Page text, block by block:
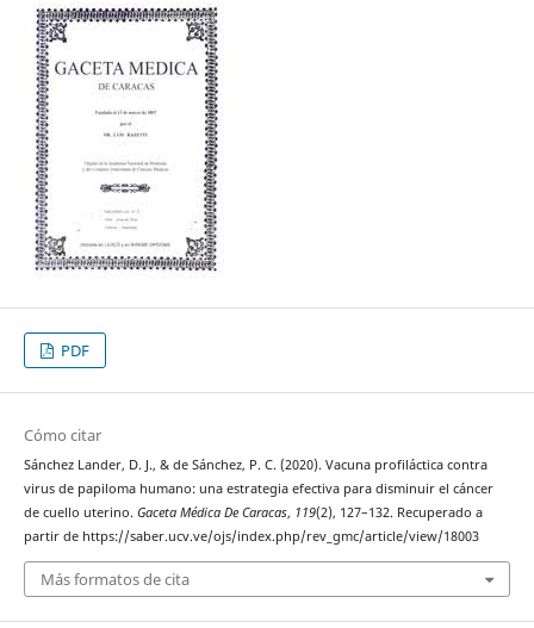
PDF
Cómo citar
Sánchez Lander, D. J., & de Sánchez, P. C. (2020). Vacuna profiláctica contra
virus de papiloma humano: una estrategia efectiva para disminuir el cáncer
de cuello uterino. Gaceta Médica De Caracas, 119(2), 127–132. Recuperado a
partir de https://saber.ucv.ve/ojs/index.php/rev_gmc/article/view/18003
Más formatos de cita